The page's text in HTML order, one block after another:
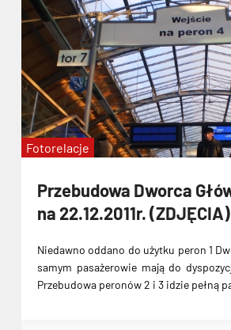
Przebudowa Dworca
na 22.12.2011r. (ZDJĘCIA)
Niedawno oddano do użytku peron 1
samym pasażerowie mają do
Przebudowa peronów 2 i 3 idzie pełną
Fotorelacje